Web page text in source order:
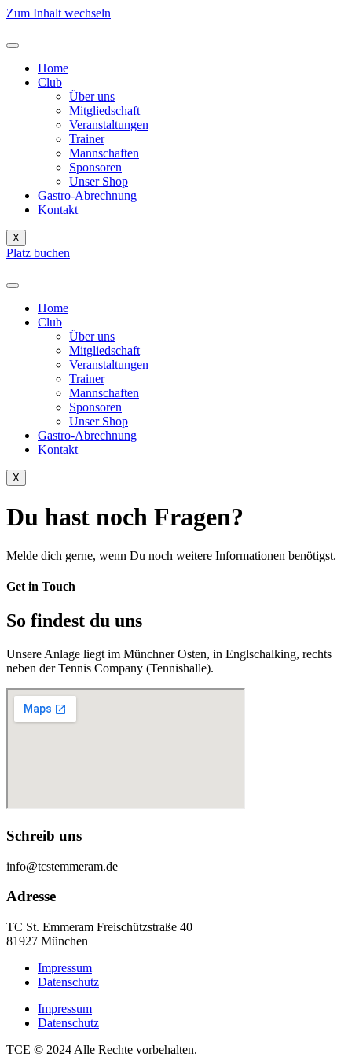
Zum Inhalt wechseln
Home
Club
Über uns
Mitgliedschaft
Veranstaltungen
Trainer
Mannschaften
Sponsoren
Unser Shop
Gastro-Abrechnung
Kontakt
X
Platz buchen
Home
Club
Über uns
Mitgliedschaft
Veranstaltungen
Trainer
Mannschaften
Sponsoren
Unser Shop
Gastro-Abrechnung
Kontakt
X
Du hast noch Fragen?
Melde dich gerne, wenn Du noch weitere Informationen benötigst.
Get in Touch
So findest du uns
Unsere Anlage liegt im Münchner Osten, in Englschalking, rechts
neben der Tennis Company (Tennishalle).
Schreib uns
info@tcstemmeram.de
Adresse
TC St. Emmeram Freischützstraße 40
81927 München
Impressum
Datenschutz
Impressum
Datenschutz
TCE © 2024 Alle Rechte vorbehalten.